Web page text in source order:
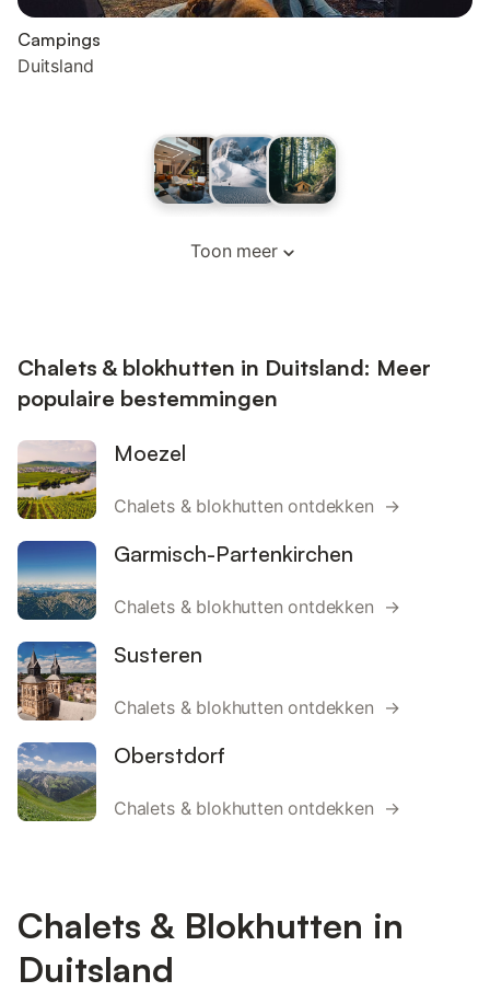
Campings
Duitsland
Toon meer
Chalets & blokhutten in Duitsland: Meer
populaire bestemmingen
Moezel
Chalets & blokhutten ontdekken →
Garmisch-Partenkirchen
Chalets & blokhutten ontdekken →
Susteren
Chalets & blokhutten ontdekken →
Oberstdorf
Chalets & blokhutten ontdekken →
Chalets & Blokhutten in
Duitsland